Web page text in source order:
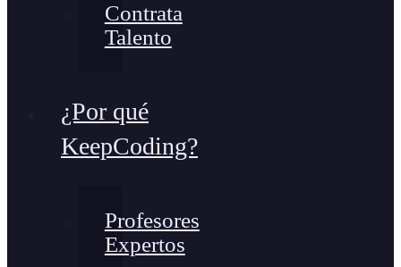
Contrata
Talento
¿Por qué
KeepCoding?
Profesores
Expertos